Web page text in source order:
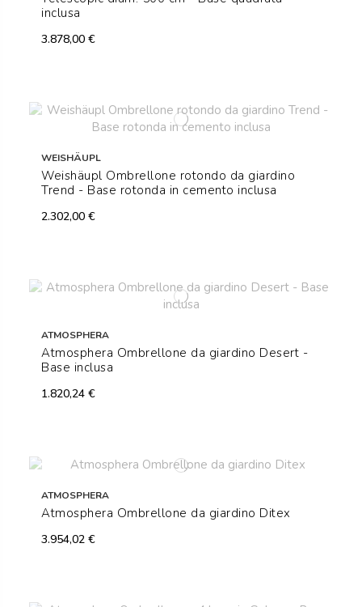
inclusa
3.878,00 €
WEISHÄUPL
Weishäupl Ombrellone rotondo da giardino
Trend - Base rotonda in cemento inclusa
2.302,00 €
ATMOSPHERA
Atmosphera Ombrellone da giardino Desert -
Base inclusa
1.820,24 €
ATMOSPHERA
Atmosphera Ombrellone da giardino Ditex
3.954,02 €